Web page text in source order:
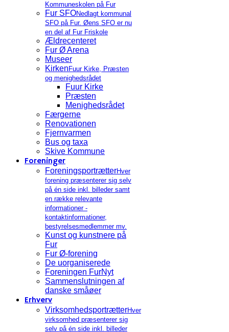
Kommuneskolen på Fur
Fur SFONedlagt kommunal
SFO på Fur. Øens SFO er nu
en del af Fur Friskole
Ældrecenteret
Fur Ø Arena
Museer
Kirken Fuur Kirke, Præsten
og menighedsrådet
Fuur Kirke
Præsten
Menighedsrådet
Færgerne
Renovationen
Fjernvarmen
Bus og taxa
Skive Kommune
Foreninger
ForeningsportrætterHver
forening præsenterer sig selv
på én side inkl. billeder samt
en række relevante
informationer -
kontaktinformationer,
bestyrelsesmedlemmer mv.
Kunst og kunstnere på
Fur
Fur Ø-forening
De uorganiserede
Foreningen FurNyt
Sammenslutningen af
danske småøer
Erhverv
VirksomhedsportrætterHver
virksomhed præsenterer sig
selv på én side inkl. billeder